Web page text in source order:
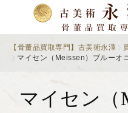
【骨董品買取専門】古美術永澤
マイセン（Meissen）ブルーオ
マイセン（